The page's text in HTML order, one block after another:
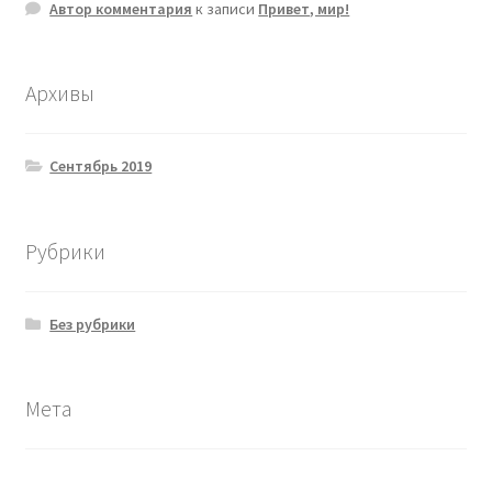
Автор комментария к записи Привет, мир!
Архивы
Сентябрь 2019
Рубрики
Без рубрики
Мета